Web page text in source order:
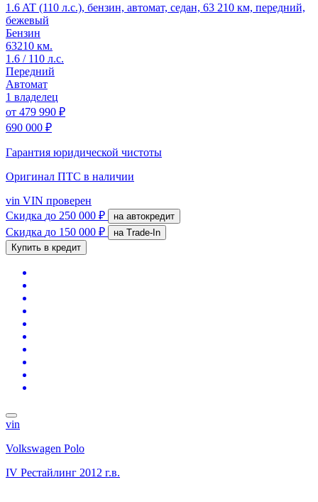
1.6 AT (110 л.с.), бензин, автомат, седан, 63 210 км, передний,
бежевый
Бензин
63210 км.
1.6 / 110 л.с.
Передний
Автомат
1 владелец
от 479 990 ₽
690 000 ₽
Гарантия юридической чистоты
Оригинал ПТС в наличии
vin VIN проверен
Скидка до 250 000 ₽ на автокредит
Скидка до 150 000 ₽
на Trade-In
Купить в кредит
vin
Volkswagen Polo
IV Рестайлинг 2012 г.в.